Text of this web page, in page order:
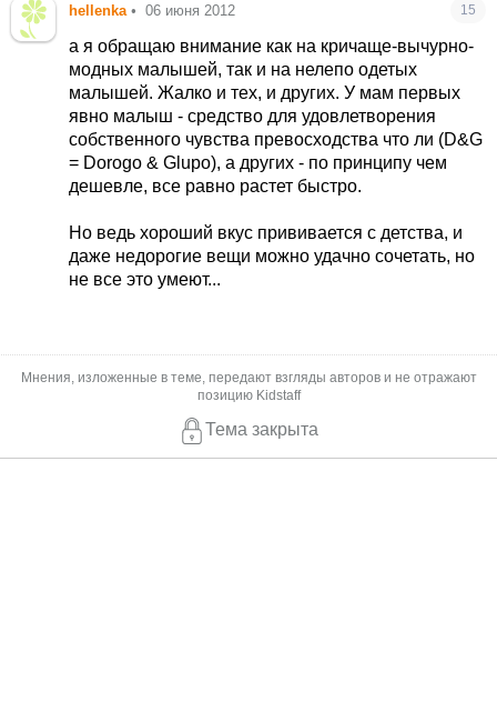
hellenka • 06 июня 2012 15
а я обращаю внимание как на кричаще-вычурно-
модных малышей, так и на нелепо одетых
малышей. Жалко и тех, и других. У мам первых
явно малыш - средство для удовлетворения
собственного чувства превосходства что ли (D&G
= Dorogo & Glupo), а других - по принципу чем
дешевле, все равно растет быстро.
Но ведь хороший вкус прививается с детства, и
даже недорогие вещи можно удачно сочетать, но
не все это умеют...
Мнения, изложенные в теме, передают взгляды авторов и не отражают
позицию Kidstaff
Тема закрыта